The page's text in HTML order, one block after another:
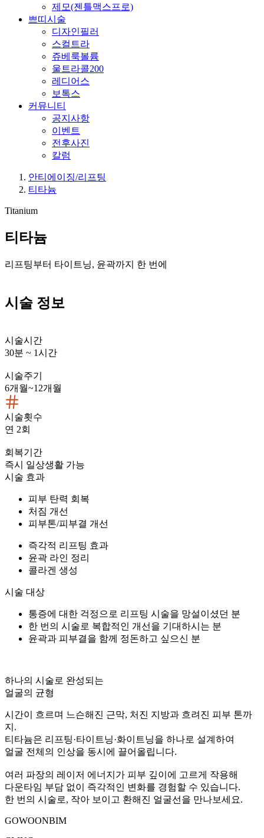
제모(젠틀맥스프로)
쁘띠시술
디자인필러
스컬트라
쥬베룩볼륨
울트라콜200
레디어스
보톡스
커뮤니티
공지사항
이벤트
전후사진
칼럼
안티에이징/리프팅
티타늄
Titanium
티타늄
리프팅부터 타이트닝, 윤곽까지 한 번에
시술 정보
시술시간
30분 ~ 1시간
시술주기
6개월~12개월
시술횟수
연 2회
회복기간
즉시 일상생활 가능
시술 효과
피부 탄력 회복
처짐 개선
피부톤/피부결 개선
즉각적 리프팅 효과
윤곽 라인 정리
콜라겐 생성
시술 대상
통증에 대한 걱정으로 리프팅 시술을 망설이셨던 분
한 번의 시술로 복합적인 개선을 기대하시는 분
윤곽과 피부결을 함께 정돈하고 싶으신 분
하나의 시술로 완성되는
얼굴의 균형
시간이 흐르며 느슨해진 근막, 처진 지방과 흐려진 피부 톤까
지.
티타늄은 리프팅·타이트닝·화이트닝을 하나로 설계하여
얼굴 전체의 인상을 동시에 끌어올립니다.
여러 파장의 레이저 에너지가 피부 깊이에 고르게 작용해
다운타임 부담 없이 즉각적인 변화를 경험할 수 있습니다.
한 번의 시술로, 작아 보이고 환해진 얼굴선을 만나보세요.
GOWOONBIM